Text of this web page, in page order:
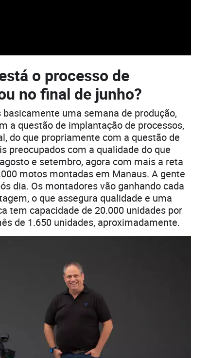
o processo de
no final de junho?
uma semana de produção,
a questão de implantação de processos,
do que propriamente com a questão de
preocupados com a qualidade do que
e setembro, agora com mais a reta
motos montadas em Manaus. A gente
dia. Os montadores vão ganhando cada
o que assegura qualidade e uma
tem capacidade de 20.000 unidades por
de 1.650 unidades, aproximadamente.